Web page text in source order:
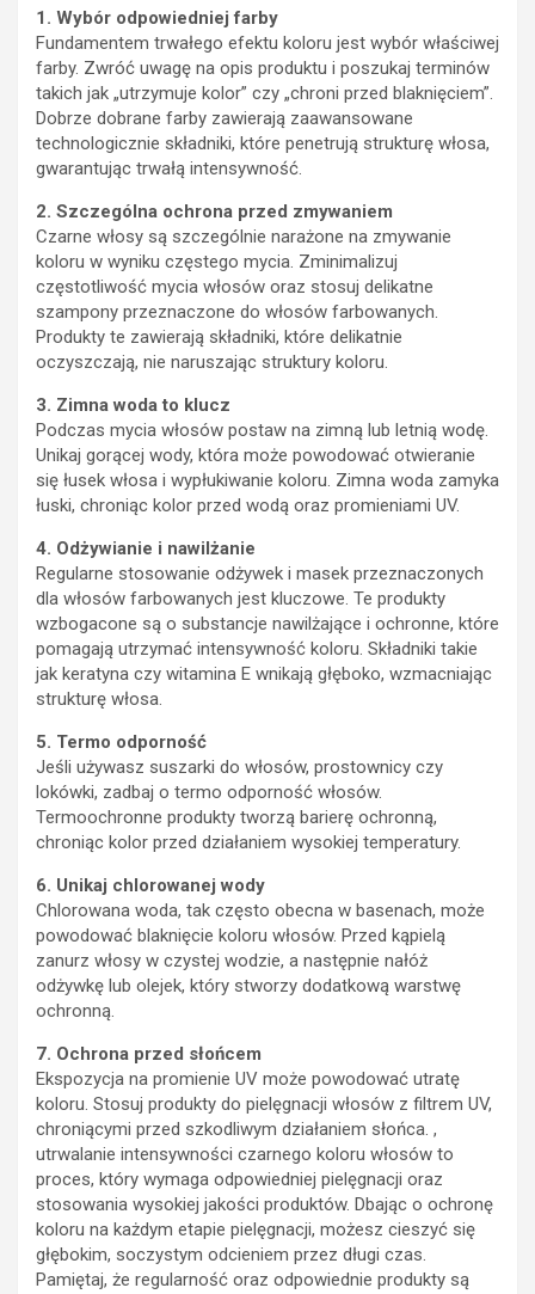
1. Wybór odpowiedniej farby
Fundamentem trwałego efektu koloru jest wybór właściwej
farby. Zwróć uwagę na opis produktu i poszukaj terminów
takich jak „utrzymuje kolor” czy „chroni przed blaknięciem”.
Dobrze dobrane farby zawierają zaawansowane
technologicznie składniki, które penetrują strukturę włosa,
gwarantując trwałą intensywność.
2. Szczególna ochrona przed zmywaniem
Czarne włosy są szczególnie narażone na zmywanie
koloru w wyniku częstego mycia. Zminimalizuj
częstotliwość mycia włosów oraz stosuj delikatne
szampony przeznaczone do włosów farbowanych.
Produkty te zawierają składniki, które delikatnie
oczyszczają, nie naruszając struktury koloru.
3. Zimna woda to klucz
Podczas mycia włosów postaw na zimną lub letnią wodę.
Unikaj gorącej wody, która może powodować otwieranie
się łusek włosa i wypłukiwanie koloru. Zimna woda zamyka
łuski, chroniąc kolor przed wodą oraz promieniami UV.
4. Odżywianie i nawilżanie
Regularne stosowanie odżywek i masek przeznaczonych
dla włosów farbowanych jest kluczowe. Te produkty
wzbogacone są o substancje nawilżające i ochronne, które
pomagają utrzymać intensywność koloru. Składniki takie
jak keratyna czy witamina E wnikają głęboko, wzmacniając
strukturę włosa.
5. Termo odporność
Jeśli używasz suszarki do włosów, prostownicy czy
lokówki, zadbaj o termo odporność włosów.
Termoochronne produkty tworzą barierę ochronną,
chroniąc kolor przed działaniem wysokiej temperatury.
6. Unikaj chlorowanej wody
Chlorowana woda, tak często obecna w basenach, może
powodować blaknięcie koloru włosów. Przed kąpielą
zanurz włosy w czystej wodzie, a następnie nałóż
odżywkę lub olejek, który stworzy dodatkową warstwę
ochronną.
7. Ochrona przed słońcem
Ekspozycja na promienie UV może powodować utratę
koloru. Stosuj produkty do pielęgnacji włosów z filtrem UV,
chroniącymi przed szkodliwym działaniem słońca. ,
utrwalanie intensywności czarnego koloru włosów to
proces, który wymaga odpowiedniej pielęgnacji oraz
stosowania wysokiej jakości produktów. Dbając o ochronę
koloru na każdym etapie pielęgnacji, możesz cieszyć się
głębokim, soczystym odcieniem przez długi czas.
Pamiętaj, że regularność oraz odpowiednie produkty są